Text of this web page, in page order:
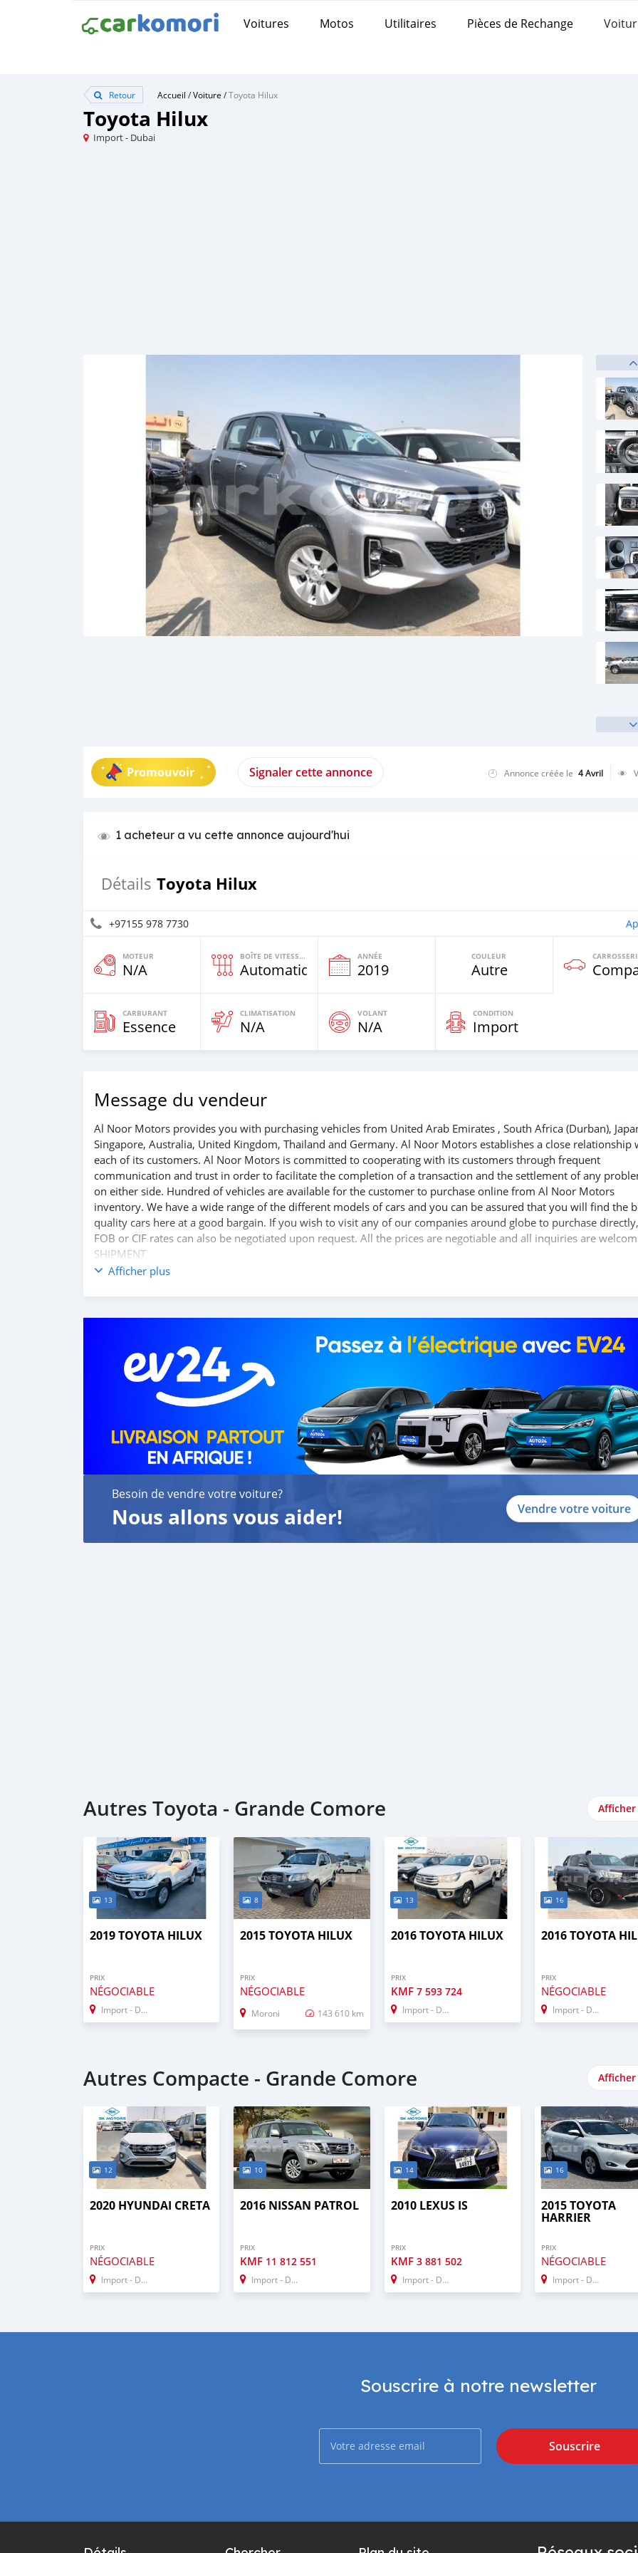
Voitures Motos Utilitaires Pièces de Rechange
Retour Accueil /Voiture /Toyota Hilux
Toyota Hilux
Import - Dubai
Promouvoir Signaler cette annonce Annonce créée le 4 Avril
1 acheteur a vu cette annonce aujourd'hui
Détails Toyota Hilux
+97155 978 7730
MOTEUR
N/A
BOÎTE DE VITESSES
Automatique
ANNÉE
2019
COULEUR
Autre
CARBURANT
Essence
CLIMATISATION
N/A
VOLANT
N/A
CONDITION
Import
Message du vendeur
Al Noor Motors provides you with purchasing vehicles from United Arab Emirates , South Africa (Durban),
Singapore, Australia, United Kingdom, Thailand and Germany. Al Noor Motors establishes a close relationship
each of its customers. Al Noor Motors is committed to cooperating with its customers through frequent
communication and trust in order to facilitate the completion of a transaction and the settlement of any
on either side. Hundred of vehicles are available for the customer to purchase online from Al Noor Motors
inventory. We have a wide range of the different models of cars and you can be assured that you will find the
quality cars here at a good bargain. If you wish to visit any of our companies around globe to purchase directly,
FOB or CIF rates can also be negotiated upon request. All the prices are negotiable and all inquiries are
SHIPMENT
We provide all logistics services to ensure that you get your dream cars delivered to your doorstep i
Afficher plus
Besoin de vendre votre voiture?
Nous allons vous aider! Vendre votre voiture
Autres Toyota - Grande Comore
13
2019 TOYOTA HILUX
PRIX
NÉGOCIABLE
Import - Dubai
8
2015 TOYOTA HILUX
PRIX
NÉGOCIABLE
Moroni 143 610 km
13
2016 TOYOTA HILUX
PRIX
KMF 7 593 724
Import - Dubai
16
2016 TOYOTA
PRIX
NÉGOCIABLE
Import - Dubai
Autres Compacte - Grande Comore
12
2020 HYUNDAI CRETA
PRIX
NÉGOCIABLE
Import - Dubai
10
2016 NISSAN PATROL
PRIX
KMF 11 812 551
Import - Dubai
14
2010 LEXUS IS
PRIX
KMF 3 881 502
Import - Dubai
16
2015 TOYOTA
HARRIER
PRIX
NÉGOCIABLE
Import - Dubai
Souscrire à notre newsletter
Souscrire